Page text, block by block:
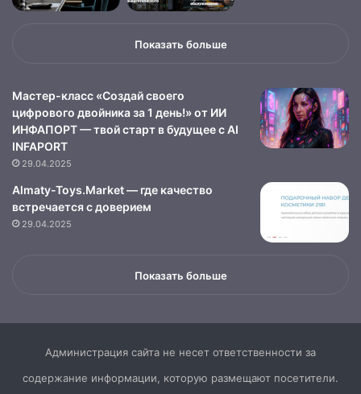
Показать больше
Мастер-класс «Создай своего
цифрового двойника за 1 день!» от ИИ
ИНФАПОРТ — твой старт в будущее с AI
INFAPORT
29.04.2025
Almaty-Toys.Market — где качество
встречается с доверием
29.04.2025
Показать больше
Администрация сайта не несет ответственности за
содержание информации, которую размещают посетители.